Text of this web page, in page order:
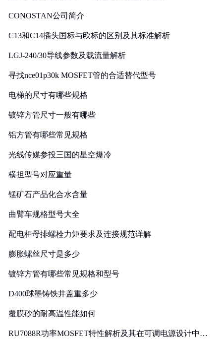
CONOSTAN公司简介
C13和C14插头国标与欧标的区别及其标准解析
LGJ-240/30导线参数及载流量解析
寻找nce01p30k MOSFET管的合适替代型号
电梯的尺寸有哪些规格
镀锌方管尺寸一般有哪些
铝方管有哪些常见规格
光线传媒参投三国的星空爆冷
横担型号对应重量
锰矿石产品化合水含量
曲臂车规格型号大全
配电柜母排螺栓力矩要求及连接规范详解
膨胀螺丝尺寸是多少
镀锌方管有哪些常见规格和型号
D400球墨铸铁井盖重多少
覆膜砂的耐高温性能如何
RU7088R功率MOSFET特性解析及其在可调电源设计中的